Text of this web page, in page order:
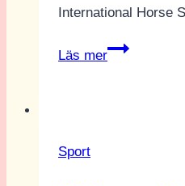
International Horse
Läs mer
Dagbok
Sport